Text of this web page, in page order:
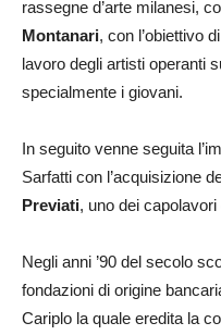
rassegne d’arte milanesi,
Montanari, con l’obiettivo
lavoro degli artisti operanti
specialmente i giovani.
In seguito venne seguita
Sarfatti con l’acquisizione
Previati, uno dei
Negli anni ’90 del secolo
fondazioni di origine
Cariplo la quale eredita la